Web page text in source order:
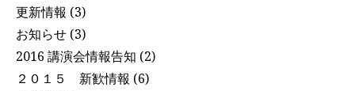
更新情報 (3)
お知らせ (3)
2016 講演会情報告知 (2)
２０１５ 新歓情報 (6)